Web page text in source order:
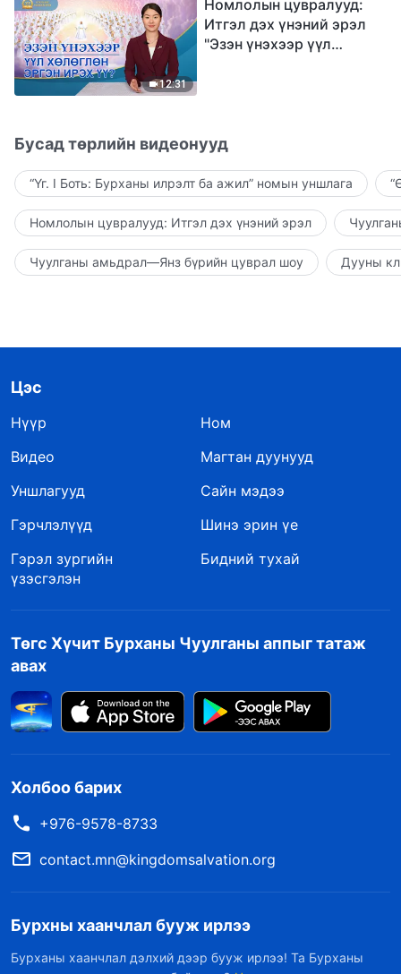
12:31
Номлолын цувралууд:
Итгэл дэх үнэний эрэл
"Эзэн үнэхээр үүл
Бусад төрлийн видеонууд
“Үг. I Боть: Бурханы илрэлт ба ажил” номын уншлага
Номлолын цувралууд: Итгэл дэх үнэний эрэл
Чуулганы амьдрал—Янз бүрийн цуврал шоу Дууны
Цэс
Нүүр
Ном
Видео
Магтан дуунууд
Уншлагууд
Сайн мэдээ
Гэрчлэлүүд
Шинэ эрин үе
Гэрэл зургийн
үзэсгэлэн
Бидний тухай
Төгс Хүчит Бурханы Чуулганы аппыг татаж
авах
Холбоо барих
+976-9578-8733
contact.mn@kingdomsalvation.org
Бурхны хаанчлал бууж ирлээ
Бурханы хаанчлал дэлхий дээр бууж ирлээ! Та Бурханы